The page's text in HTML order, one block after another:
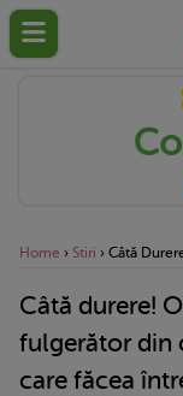
Home › Stiri › Câtă
Câtă durere!
fulgerător din
care făcea